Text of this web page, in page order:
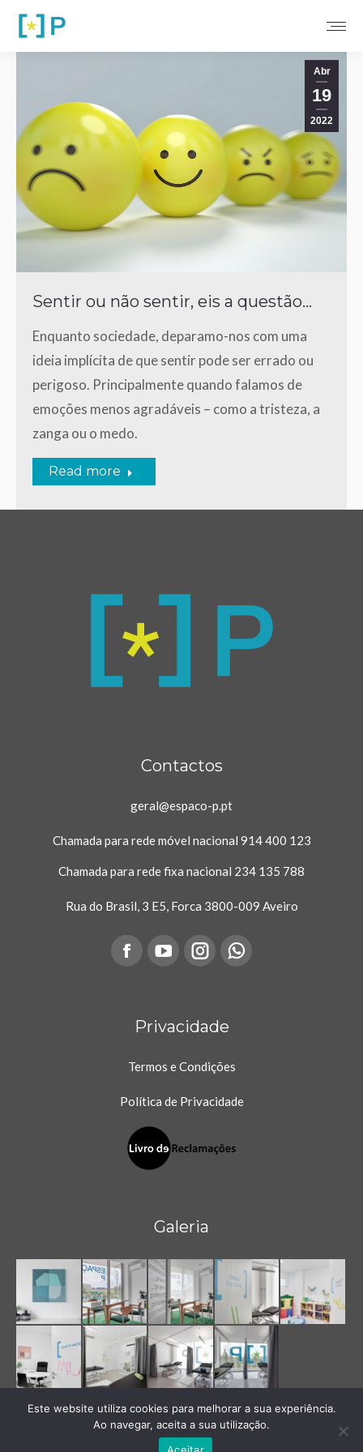
Abr
19
2022
Sentir ou não sentir, eis a questão…
Enquanto sociedade, deparamo-nos com uma
ideia implícita de que sentir pode ser errado ou
perigoso. Principalmente quando falamos de
emoções menos agradáveis – como a tristeza, a
zanga ou o medo.
Read more
Contactos
geral@espaco-p.pt
Chamada para rede móvel nacional 914 400 123
Chamada para rede fixa nacional 234 135 788
Rua do Brasil, 3 E5, Forca 3800-009 Aveiro
Facebook
opens
in
window
YouTube
opens
in
Instagram
opens
in
Whatsapp
in
Privacidade
Termos e Condições
Política de Privacidade
Galeria
Este website utiliza cookies para melhorar a sua experiência.
Ao navegar, aceita a sua utilização.
Aceitar